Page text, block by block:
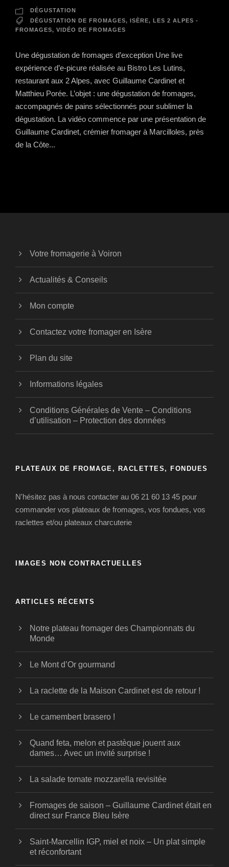
DÉGUSTATION
DÉGUSTATION DE FROMAGES, ISÈRE, LES 2 ALPES -
FROMAGES, VIDÉO DE FROMAGES
Une dégustation de fromages d’exception Une live
expérience d’e-picure réalisée au Bistro Les Lutins,
restaurant aux 2 Alpes, avec Guillaume Cardinet et
Matthieu Porée. L’objet : une dégustation de fromages,
accompagnés de pains sélectionnés pour sublimer la
dégustation. La vidéo commence par une présentation de
Guillaume Cardinet, crémier fromager à Marcilloles, près
de la Côte...
Votre fromagerie à Voiron
Actualités & Conseils
Mon compte
Contactez votre fromager en Isère
Plan du site
Informations légales
Conditions Générales de Vente – Conditions
d’utilisation – Protection des données
PLATEAUX DE FROMAGE, RACLETTES, FONDUES
N'hésitez pas à nous contacter au 06 21 60 13 45 pour
commander vos plateaux de fromages, vos fondues, vos
raclettes et/ou plateaux charcuterie
IMAGES NON CONTRACTUELLES
ARTICLES RÉCENTS
Notre plateau fromager des Championnats du
Monde
Le Mont d’Or gourmand
La raclette de la Maison Cardinet est de retour !
Le camembert brasero !
Quand feta, melon et pastèque jouent aux
dames… Avec un invité surprise !
La salade tomate mozzarella revisitée
Fromages de saison – Guillaume Cardinet était en
direct sur France Bleu Isère
Saint-Marcellin IGP, miel et noix – Un plat simple
et réconfortant